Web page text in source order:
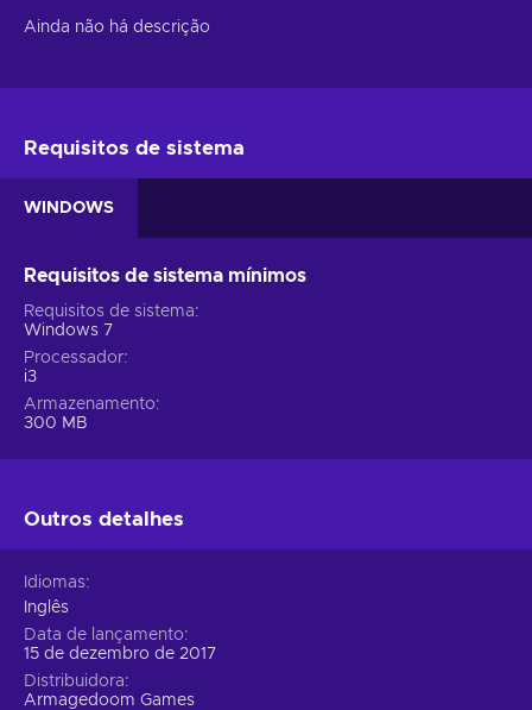
Ainda não há descrição
Requisitos de sistema
WINDOWS
Requisitos de sistema mínimos
Requisitos de sistema
Windows 7
Processador
i3
Armazenamento
300 MB
Outros detalhes
Idiomas
Inglês
Data de lançamento
15 de dezembro de 2017
Distribuidora
Armagedoom Games